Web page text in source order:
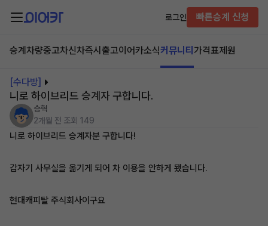
로그인 빠른승계 신청
승계차량중고차신차즉시출고이어카소식커뮤니티 가격표제원
[수다방]
니로 하이브리드 승계자 구합니다.
승혁
2개월 전 조회 149
니로 하이브리드 승계자분 구합니다!
갑자기 사무실을 옮기게 되어 차 이용을 안하게 됐습니다.
현대캐피탈 주식회사이구요